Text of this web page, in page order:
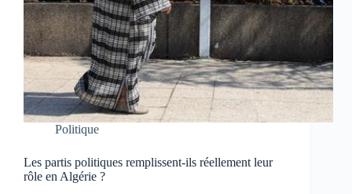
Politique
Les partis politiques remplissent-ils réellement leur
rôle en Algérie ?